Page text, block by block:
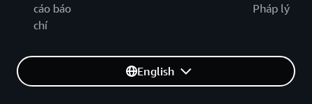
cáo báo
chí
Pháp lý
English